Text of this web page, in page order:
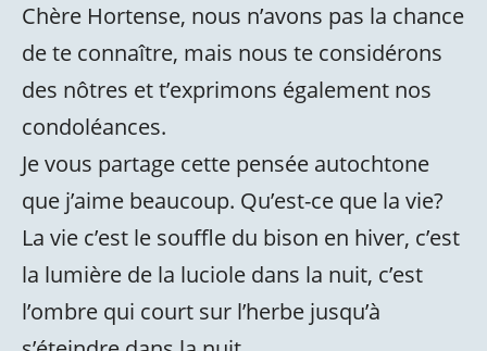
Chère Hortense, nous n’avons pas la chance
de te connaître, mais nous te considérons
des nôtres et t’exprimons également nos
condoléances.
Je vous partage cette pensée autochtone
que j’aime beaucoup. Qu’est-ce que la vie?
La vie c’est le souffle du bison en hiver, c’est
la lumière de la luciole dans la nuit, c’est
l’ombre qui court sur l’herbe jusqu’à